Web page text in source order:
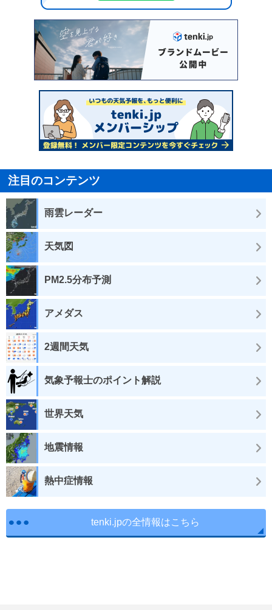
注目のコンテンツ
雨雲レーダー
天気図
PM2.5分布予測
アメダス
2週間天気
気象予報士のポイント解説
世界天気
地震情報
熱中症情報
tenki.jpの全情報はこちら